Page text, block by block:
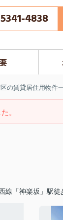
4838
の賃貸居住用物件
。
線「神楽坂」駅徒